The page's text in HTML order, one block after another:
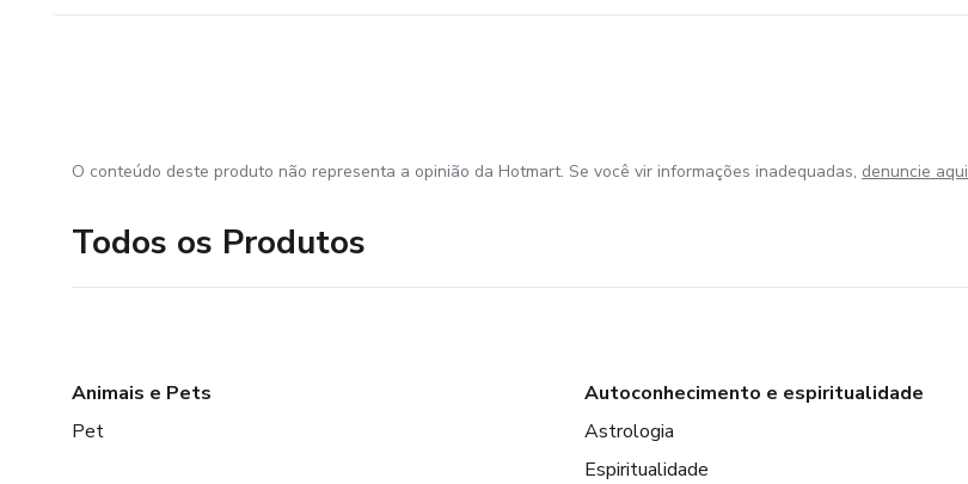
O conteúdo deste produto não representa a opinião da Hotmart. Se você vir informações inadequadas, denuncie aqui
Todos os Produtos
Animais e Pets
Pet
Autoconhecimento e espiritualidade
Astrologia
Espiritualidade